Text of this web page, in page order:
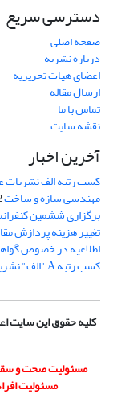
دسترسی سریع
صفحه اصلی
درباره نشریه
اعضای هیات تحریریه
ارسال مقاله
تماس با ما
نقشه سایت
آخرین اخبار
کسب رتبه الف نشریات
مهندسی سازه و ساخت
برگزاری ششمین
تغییر هزینه پردازش
اطلاعیه در خصوص
کسب رتبه A "الف" نشریه مهندسی سازه و ساخت
کلیه حقوق این سایت
مسئولیت صحت و سقم
مسئولیت